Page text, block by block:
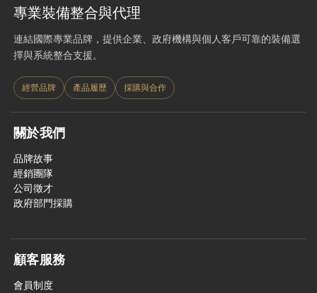
專業裝備整合與代理
連結國際專業品牌，提供企業、政府機構與個人客戶可靠的裝備選
擇與系統整合支援。
經營品牌 產品履歷 採購與合作
關於我們
品牌故事
經銷團隊
公司徵才
政府部門採購
顧客服務
會員制度